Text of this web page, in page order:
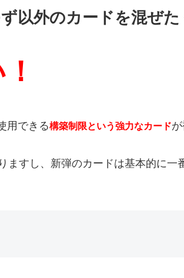
以外のカードを混ぜた
用できる構築制限という強力なカード
ますし、新弾のカードは基本的に